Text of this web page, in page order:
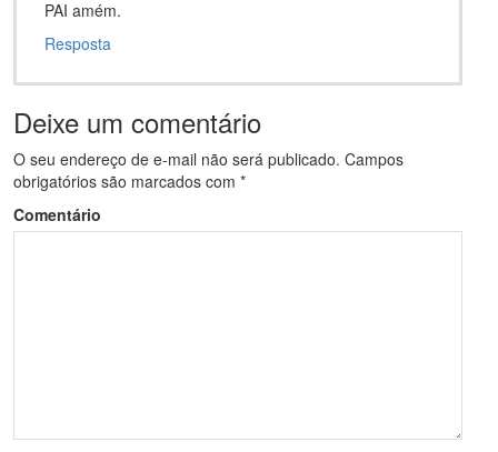
PAI amém.
Resposta
Deixe um comentário
O seu endereço de e-mail não será publicado. Campos
obrigatórios são marcados com *
Comentário